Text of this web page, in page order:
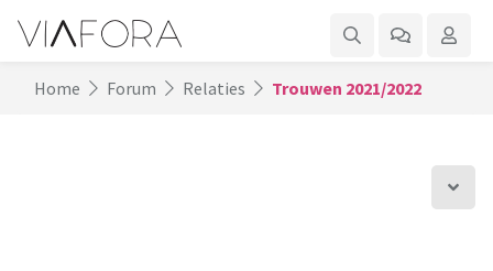
Home Forum Relaties Trouwen 2021/2022